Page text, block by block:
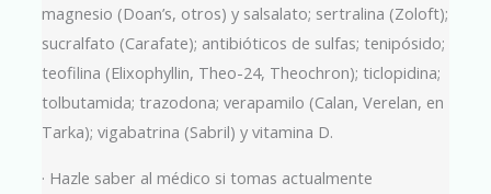
magnesio (Doan’s, otros) y salsalato; sertralina (Zoloft);
sucralfato (Carafate); antibióticos de sulfas; tenipósido;
teofilina (Elixophyllin, Theo-24, Theochron); ticlopidina;
tolbutamida; trazodona; verapamilo (Calan, Verelan, en
Tarka); vigabatrina (Sabril) y vitamina D.
· Hazle saber al médico si tomas actualmente